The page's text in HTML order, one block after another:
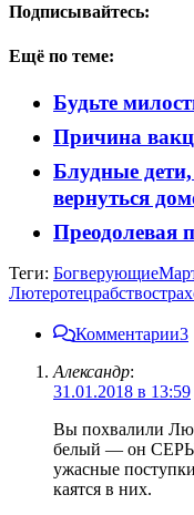
Подписывайтесь:
Ещё по теме:
Будьте
Причина
Блудные
вернуться
Преодолевая
Теги: Богверующие
Лютеротецрабствострах
Комментарии3
Александр:
31.01.2018 в 13:59
Вы похвалили
белый — он
ужасные
каятся в них.